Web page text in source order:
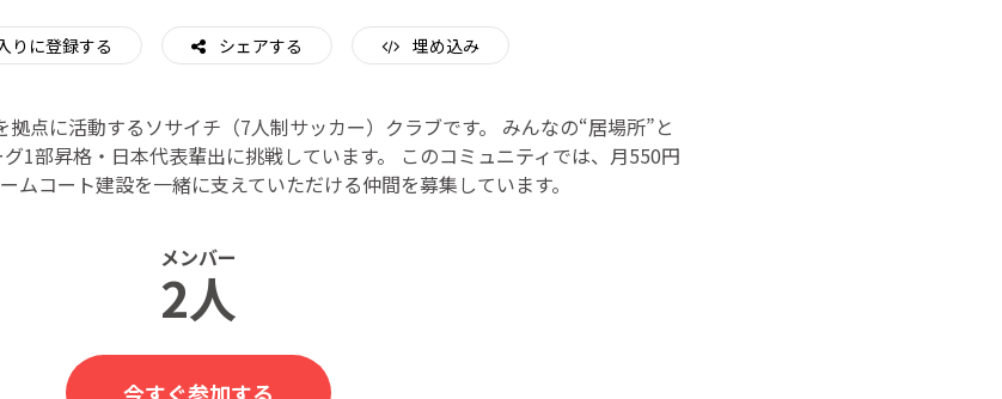
りに登録する シェアする 埋め込み
点に活動するソサイチ（7人制サッカー）クラブです。 みんなの“居場所”と
1部昇格・日本代表輩出に挑戦しています。 このコミュニティでは、月550円
ムコート建設を一緒に支えていただける仲間を募集しています。
メンバー
2人